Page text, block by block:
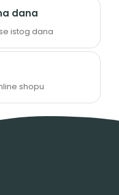
dana
istog dana
shopu